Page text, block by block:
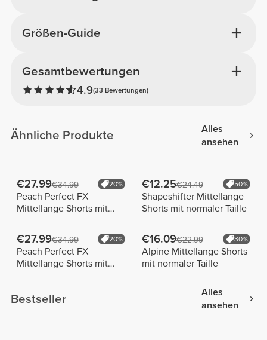
Gesamtbewertungen
4.9(33 Bewertungen)
Größen-Guide
Ähnliche Produkte
Alles
ansehen
€27.99€34.99 20%
Peach Perfect FX
Mittellange Shorts mit
€12.25€24.49 50%
Shapeshifter Mittellange
Shorts mit normaler Taille
€27.99€34.99 20%
Peach Perfect FX
Mittellange Shorts mit
€16.09€22.99 30%
Alpine Mittellange Shorts
mit normaler Taille
Bestseller
Alles
ansehen